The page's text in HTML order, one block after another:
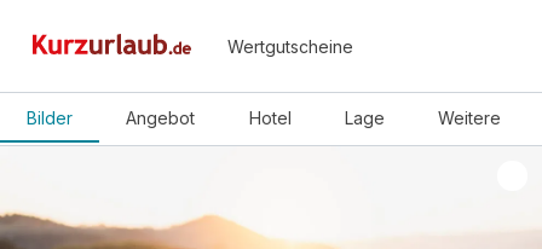
Wertgutscheine
Bilder Angebot Hotel Lage Weitere